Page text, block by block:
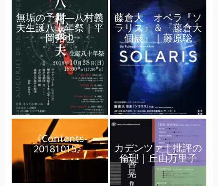
無垢の予兆―八村義
夫生誕八十年祭｜平
岡拓也
藤倉大 オペラ『ソ
ラリス』＆『藤倉大
個展』｜藤原聡
《Contents-
20181015》 カデンツァ｜批評の
倫理｜丘山万里子